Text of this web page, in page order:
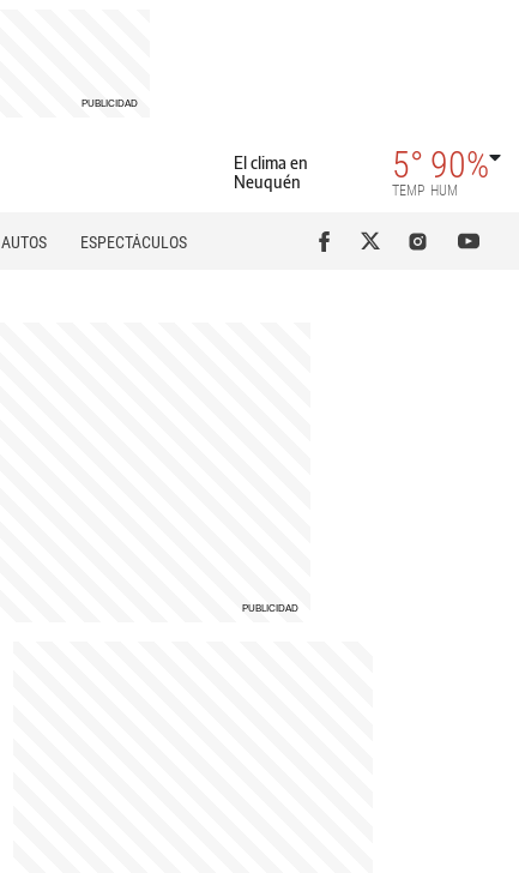
El clima en
Neuquén
5°
TEMP
90%
HUM
AUTOS
ESPECTÁCULOS